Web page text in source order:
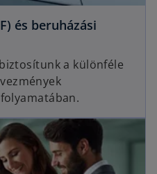
és beruházási
a különféle